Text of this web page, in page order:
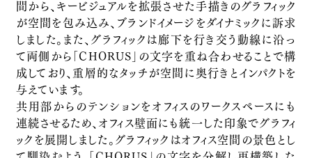
行政関連
「THE HIRAMATSU 軽井沢 御代田」ホ
テル開発ブランディング
株式会社ひらまつ
Service Branding
「Wesmo!」サービスブランディング
西日本旅客鉄道株式会社
Service Branding
間から、キービジュアルを拡張させた手描きのグラフィック
が空間を包み込み、ブランドイメージをダイナミックに訴求
しました。また、グラフィックは廊下を行き交う動線に沿っ
て両側から「CHORUS」の文字を重ね合わせることで構
成しており、重層的なタッチが空間に奥行きとインパクトを
与えています。
共用部からのテンションをオフィスのワークスペースにも
連続させるため、オフィス壁面にも統一した印象でグラフィ
ックを展開しました。グラフィックはオフィス空間の景色とし